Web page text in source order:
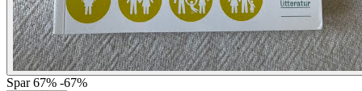
Spar 67% -67%